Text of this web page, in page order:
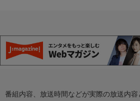
番組内容、放送時間などが実際の放送内